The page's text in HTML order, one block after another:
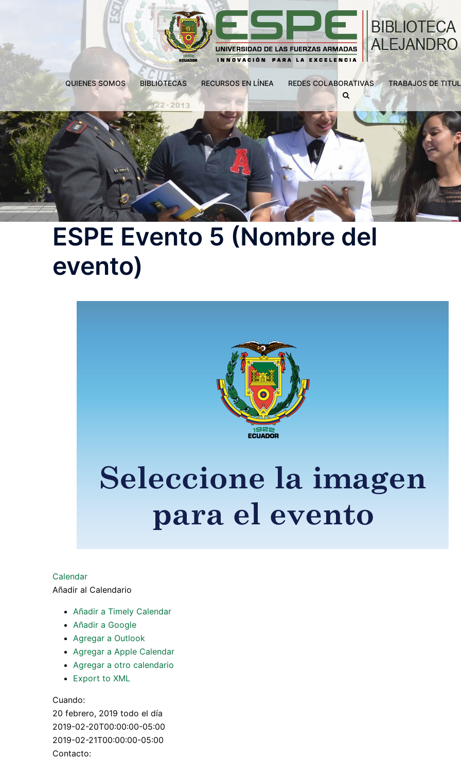
QUIENES SOMOS BIBLIOTECAS RECURSOS EN LÍNEA REDES COLABORATIVAS TRABAJOS DE
ESPE Evento 5 (Nombre del
evento)
Calendar
Añadir al Calendario
Añadir a Timely Calendar
Añadir a Google
Agregar a Outlook
Agregar a Apple Calendar
Agregar a otro calendario
Export to XML
Cuando:
20 febrero, 2019 todo el día
2019-02-20T00:00:00-05:00
2019-02-21T00:00:00-05:00
Contacto: